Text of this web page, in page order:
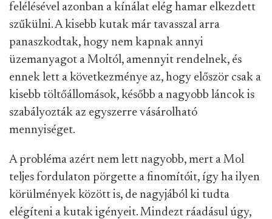
felélésével azonban a kínálat elég hamar elkezdett
szűkülni. A kisebb kutak már tavasszal arra
panaszkodtak, hogy nem kapnak annyi
üzemanyagot a Moltól, amennyit rendelnek, és
ennek lett a következménye az, hogy először csak a
kisebb töltőállomások, később a nagyobb láncok is
szabályozták az egyszerre vásárolható
mennyiséget.
A probléma azért nem lett nagyobb, mert a Mol
teljes fordulaton pörgette a finomítóit, így ha ilyen
körülmények között is, de nagyjából ki tudta
elégíteni a kutak igényeit. Mindezt ráadásul úgy,